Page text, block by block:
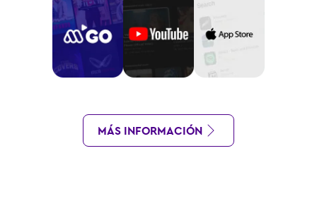
MÁS INFORMACIÓN